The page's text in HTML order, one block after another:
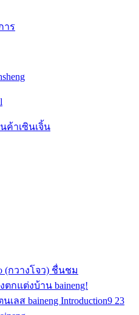
าร
ค้าเซินเจิ้น
(กวางโจว) ชื่นชม
กแต่งบ้าน baineng!
ลส baineng Introduction9 23